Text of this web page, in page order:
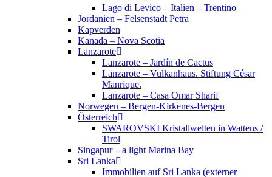
Lago di Levico – Italien – Trentino
Jordanien – Felsenstadt Petra
Kapverden
Kanada – Nova Scotia
Lanzarote
Lanzarote – Jardín de Cactus
Lanzarote – Vulkanhaus. Stiftung César
Manrique.
Lanzarote – Casa Omar Sharif
Norwegen – Bergen-Kirkenes-Bergen
Österreich
SWAROVSKI Kristallwelten in Wattens /
Tirol
Singapur – a light Marina Bay
Sri Lanka
Immobilien auf Sri Lanka (externer